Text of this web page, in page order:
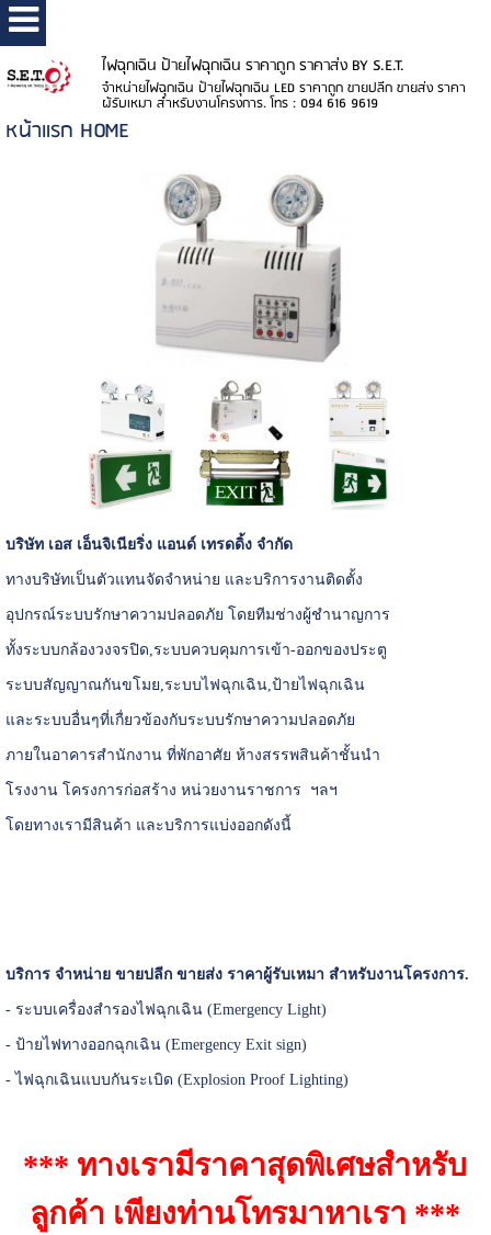
ไฟฉุกเฉิน ป้ายไฟฉุกเฉิน ราคาถูก ราคาส่ง BY S.E.T.
จำหน่ายไฟฉุกเฉิน ป้ายไฟฉุกเฉิน LED ราคาถูก ขายปลีก ขายส่ง ราคา
ผู้รับเหมา สำหรับงานโครงการ. โทร : 094 616 9619
หน้าแรก HOME
บริษัท เอส เอ็นจิเนียริ่ง แอนด์ เทรดดิ้ง จำกัด
ทางบริษัทเป็นตัวแทนจัดจำหน่าย และบริการงานติดตั้ง
อุปกรณ์ระบบรักษาความปลอดภัย โดยทีมช่างผู้ชำนาญการ
ทั้งระบบกล้องวงจรปิด,ระบบควบคุมการเข้า-ออกของประตู
ระบบสัญญาณกันขโมย,ระบบไฟฉุกเฉิน,ป้ายไฟฉุกเฉิน
และระบบอื่นๆที่เกื่ยวข้องกับระบบรักษาความปลอดภัย
ภายในอาคารสำนักงาน ที่พักอาศัย ห้างสรรพสินค้าชั้นนำ
โรงงาน โครงการก่อสร้าง หน่วยงานราชการ ฯลฯ
โดยทางเรามีสินค้า และบริการแบ่งออกดังนี้
บริการ จำหน่าย ขายปลีก ขายส่ง ราคาผู้รับเหมา สำหรับงานโครงการ.
- ระบบเครื่องสำรองไฟฉุกเฉิน (Emergency Light)
- ป้ายไฟทางออกฉุกเฉิน (Emergency Exit sign)
- ไฟฉุกเฉินแบบกันระเบิด (Explosion Proof Lighting)
*** ทางเรามีราคาสุดพิเศษสำหรับ
ลูกค้า เพียงท่านโทรมาหาเรา ***